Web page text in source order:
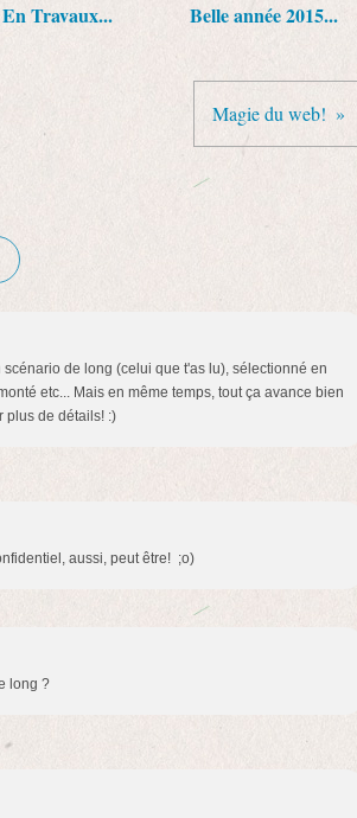
En Travaux... Belle année 2015...
Magie du web!
de long (celui que t'as lu), sélectionné en
etc... Mais en même temps, tout ça avance bien
plus de détails! :)
aussi, peut être! ;o)
long ?